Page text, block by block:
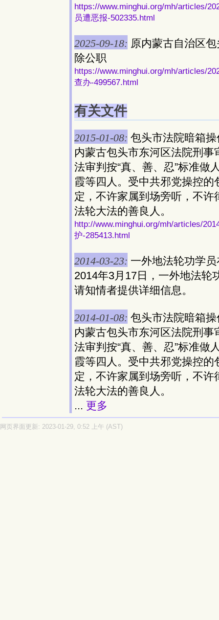
https://www.minghui.org/mh/articles/
员遭恶报-502335.html
2025-09-18: 原内蒙古自治区
除公职
https://www.minghui.org/mh/articles/
查办-499567.html
有关文件
2015-01-08: 包头市法院暗箱
内蒙古包头市东河区法院刑
法审判按“真、善、忍”标准做
霞等四人。受中共邪党操控
定，不许家属到场旁听，不
法轮大法的善良人。
http://www.minghui.org/mh/articles/
护-285413.html
2014-03-23: 一外地法轮功学
2014年3月17日，一外地法轮
请知情者提供详细信息。
2014-01-08: 包头市法院暗箱
内蒙古包头市东河区法院刑
法审判按“真、善、忍”标准做
霞等四人。受中共邪党操控
定，不许家属到场旁听，不
法轮大法的善良人。
... 更多
网页界面更新: 2023-01-29, 0:52 上午 (AST)